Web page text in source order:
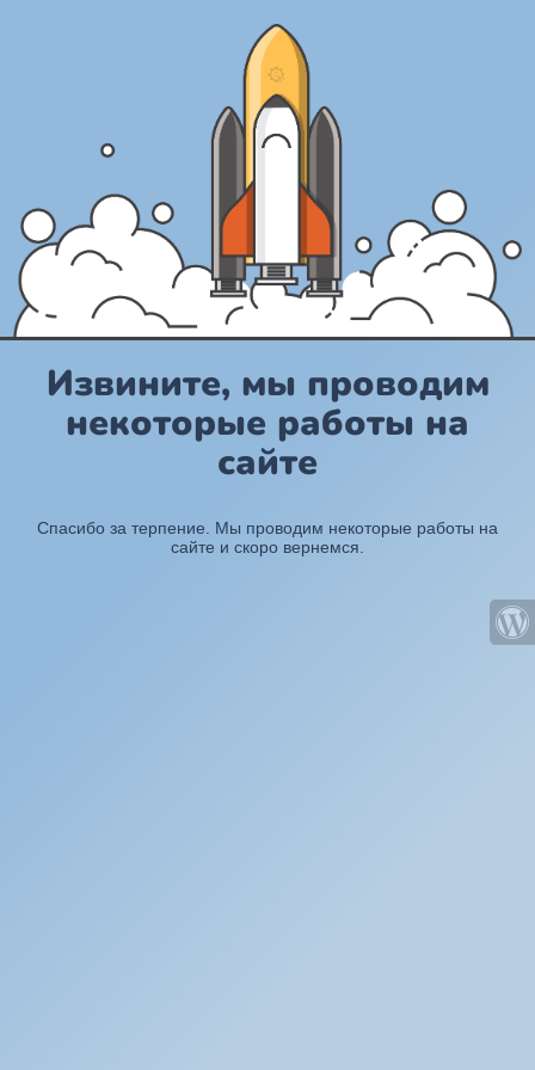
Извините, мы проводим
некоторые работы на
сайте
Спасибо за терпение. Мы проводим некоторые работы на
сайте и скоро вернемся.